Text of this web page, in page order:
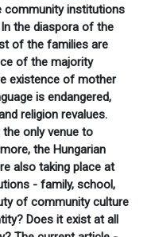
community institutions
the diaspora of the
of the families are
of the majority
existence of mother
is endangered,
religion revalues.
only venue to
the Hungarian
also taking place at
- family, school,
of community culture
Does it exist at all